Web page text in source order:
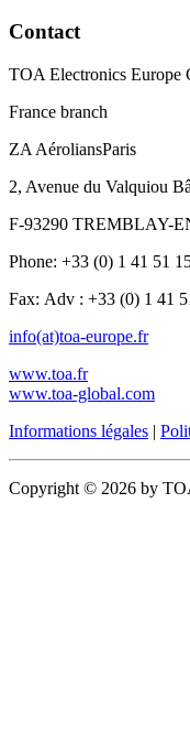
Contact
TOA Electronics Europe
France branch
ZA AéroliansParis
2, Avenue du Valquiou
F-93290 TREMBLAY-
Phone: +33 (0) 1 41 51
Fax: Adv : +33 (0) 1 41
info(at)toa-europe.fr
www.toa.fr
www.toa-global.com
Informations légales |
Copyright © 2026 by